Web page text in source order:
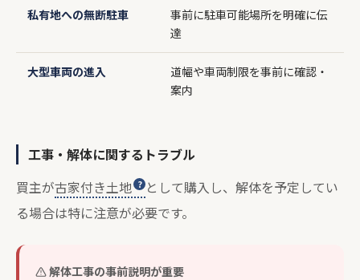
私有地への無断駐車
事前に駐車可能場所を明確に伝
達
大型車両の進入
道幅や車両制限を事前に確認・
案内
工事・解体に関するトラブル
買主が古家付き土地
として購入し、解体を予定してい
る場合は特に注意が必要です。
解体工事の事前説明が重要